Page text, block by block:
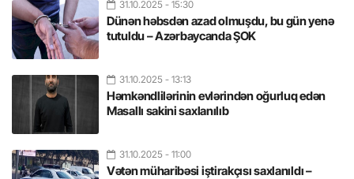
31.10.2025 - 15:30
Dünən həbsdən azad olmuşdu, bu gün yenə
tutuldu – Azərbaycanda ŞOK
31.10.2025 - 13:13
Həmkəndlilərinin evlərindən oğurluq edən
Masallı sakini saxlanılıb
31.10.2025 - 11:00
Vətən müharibəsi iştirakçısı saxlanıldı –